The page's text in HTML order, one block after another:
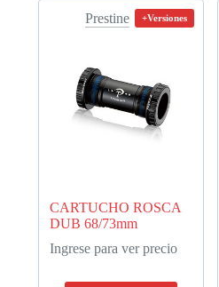
Prestine +Versiones
CARTUCHO ROSCA
DUB 68/73mm
Ingrese para ver precio